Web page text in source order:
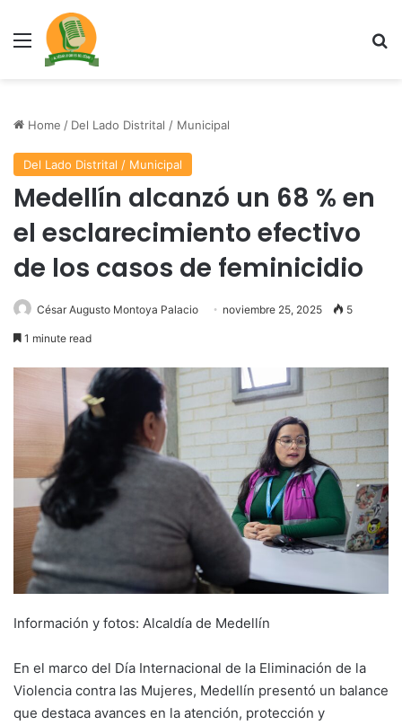
Menu
Home / Del Lado Distrital / Municipal
Del Lado Distrital / Municipal
Medellín alcanzó un 68 % en
el esclarecimiento efectivo
de los casos de feminicidio
César Augusto Montoya Palacio noviembre 25, 2025 5
1 minute read
Información y fotos: Alcaldía de Medellín
En el marco del Día Internacional de la Eliminación de la
Violencia contra las Mujeres, Medellín presentó un balance
que destaca avances en la atención, protección y